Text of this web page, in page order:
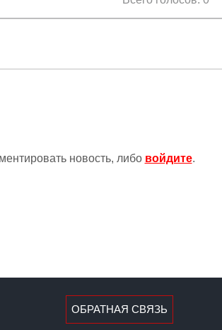
новость, либо войдите.
ОБРАТНАЯ СВЯЗЬ